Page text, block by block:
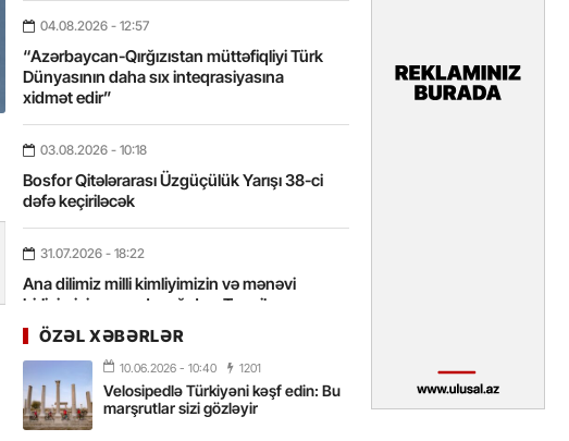
04.08.2026 - 12:57
“Azərbaycan-Qırğızıstan müttəfiqliyi Türk
Dünyasının daha sıx inteqrasiyasına
xidmət edir”
03.08.2026 - 10:18
Bosfor Qitələrarası Üzgüçülük Yarışı 38-ci
dəfə keçiriləcək
31.07.2026 - 18:22
Ana dilimiz milli kimliyimizin və mənəvi
birliyimizin əsas dayağıdır – Tənzilə
Rüstəmxanlı
31.07.2026 - 16:58
Tarixin axarını yalnız böyük liderlər dəyişir
ÖZƏL XƏBƏRLƏR
10.06.2026 - 10:40 1201
Velosipedlə Türkiyəni kəşf edin: Bu
marşrutlar sizi gözləyir